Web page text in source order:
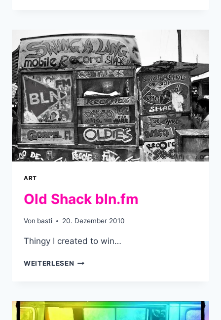
ART
Old Shack bln.fm
Von basti 20. Dezember 2010
Thingy I created to win…
WEITERLESEN OLD